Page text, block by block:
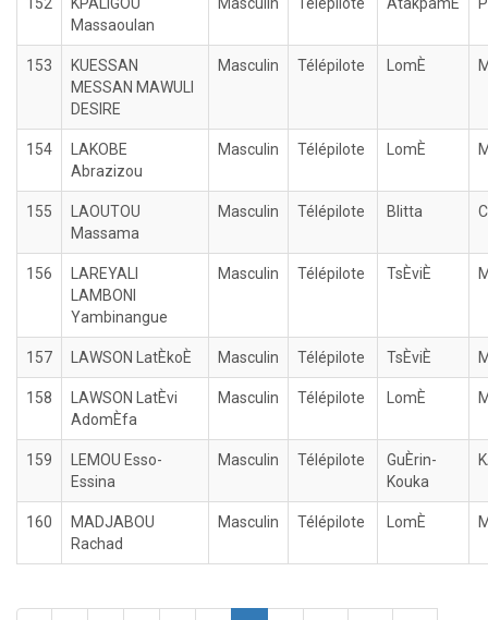
Massaoulan
153
KUESSAN
MESSAN MAWULI
DESIRE
Masculin Télépilote LomÈ
154
LAKOBE
Abrazizou
Masculin Télépilote LomÈ
155
LAOUTOU
Massama
Masculin Télépilote Blitta
156
LAREYALI
LAMBONI
Yambinangue
Masculin Télépilote TsÈviÈ
157 LAWSON LatÈkoÈ Masculin Télépilote TsÈviÈ
158
LAWSON LatÈvi
AdomÈfa
Masculin Télépilote LomÈ
159
LEMOU Esso-
Essina
Masculin Télépilote
GuÈrin-
Kouka
160
MADJABOU
Rachad
Masculin Télépilote LomÈ